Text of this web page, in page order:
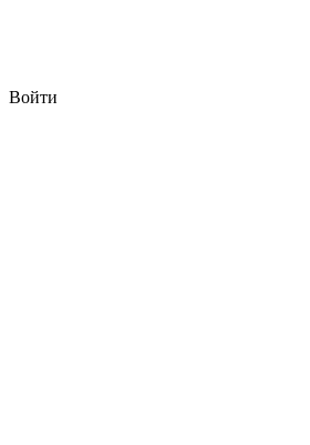
Войти